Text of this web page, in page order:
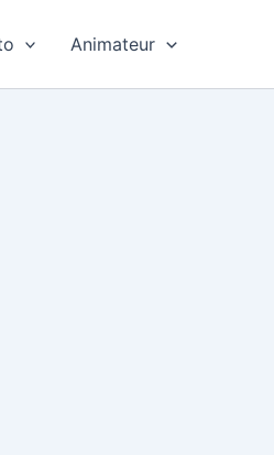
Animateur